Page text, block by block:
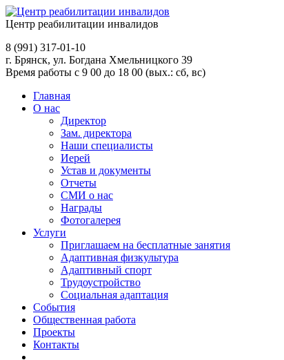
Центр реабилитации инвалидов
8 (991) 317-01-10
г. Брянск, ул. Богдана Хмельницкого 39
Время работы с 9 00 до 18 00 (вых.: сб, вс)
Главная
О нас
Директор
Зам. директора
Наши специалисты
Иерей
Устав и документы
Отчеты
СМИ о нас
Награды
Фотогалерея
Услуги
Приглашаем на бесплатные занятия
Адаптивная физкультура
Адаптивный спорт
Трудоустройство
Социальная адаптация
События
Общественная работа
Проекты
Контакты